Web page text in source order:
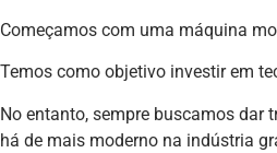
Começamos com uma máquina
Temos como objetivo investir em
No entanto, sempre buscamos dar
há de mais moderno na indústria